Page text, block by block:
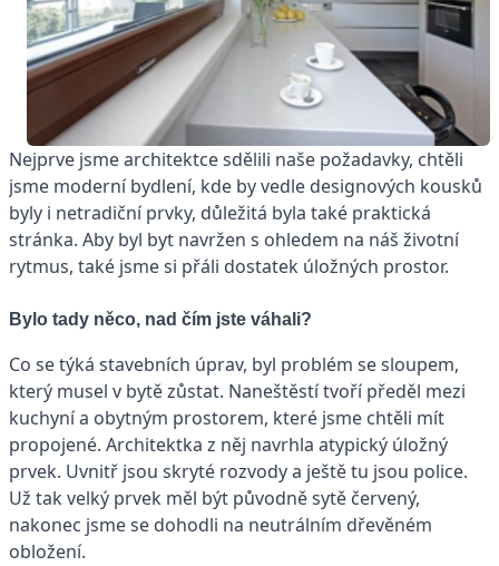
Nejprve jsme architektce sdělili naše požadavky, chtěli
jsme moderní bydlení, kde by vedle designových kousků
byly i netradiční prvky, důležitá byla také praktická
stránka. Aby byl byt navržen s ohledem na náš životní
rytmus, také jsme si přáli dostatek úložných prostor.
Bylo tady něco, nad čím jste váhali?
Co se týká stavebních úprav, byl problém se sloupem,
který musel v bytě zůstat. Naneštěstí tvoří předěl mezi
kuchyní a obytným prostorem, které jsme chtěli mít
propojené. Architektka z něj navrhla atypický úložný
prvek. Uvnitř jsou skryté rozvody a ještě tu jsou police.
Už tak velký prvek měl být původně sytě červený,
nakonec jsme se dohodli na neutrálním dřevěném
obložení.